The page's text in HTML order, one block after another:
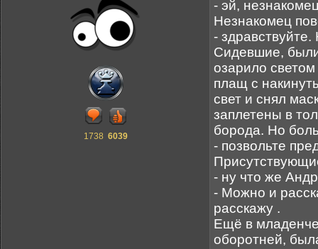
1738 6039
- эй,
Незнакомец
-
Сидевшие, были
озарило
плащ с
свет и снял
заплетены в
борода. Но
- позвольте
- ну что же
- Можно и
расскажу .
Ещё в
оборотней,